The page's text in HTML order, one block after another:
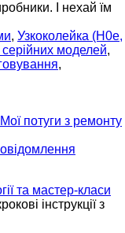
І нехай їм
, Узкоколейка (H0e,
моделей,
,
потуги з ремонту
та мастер-класи
інструкції з